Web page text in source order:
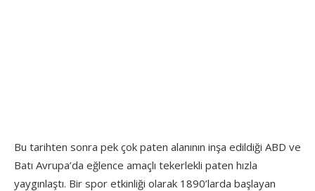
Bu tarihten sonra pek çok paten alanının inşa edildiği ABD ve
Batı Avrupa’da eğlence amaçlı tekerlekli paten hızla
yaygınlaştı. Bir spor etkinliği olarak 1890’larda başlayan